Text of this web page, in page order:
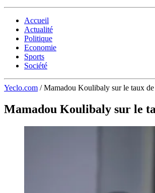
Accueil
Actualité
Politique
Economie
Sports
Société
Yeclo.com / Mamadou Koulibaly sur le taux de
Mamadou Koulibaly sur le